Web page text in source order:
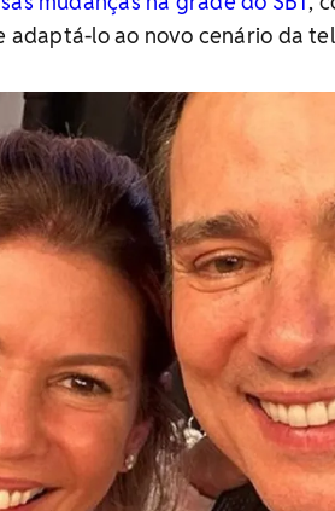
adaptá-lo ao novo cenário da